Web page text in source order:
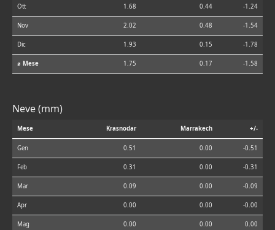
Ott 1.68 0.44 -1.24
Nov 2.02 0.48 -1.54
Dic 1.93 0.15 -1.78
⌀ Mese 1.75 0.17 -1.58
Neve (mm)
Mese Krasnodar Marrakech +/-
Gen 0.51 0.00 -0.51
Feb 0.31 0.00 -0.31
Mar 0.09 0.00 -0.09
Apr 0.00 0.00 -0.00
Mag 0.00 0.00 0.00